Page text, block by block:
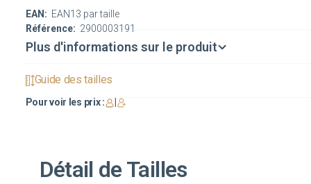
Référence: 2900003191
EAN: EAN13 par taille
Plus d'informations sur le produit
Guide des tailles
Pour voir les prix :
Détail de Tailles